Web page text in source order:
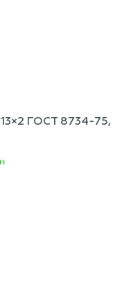
ГОСТ 8734-75,